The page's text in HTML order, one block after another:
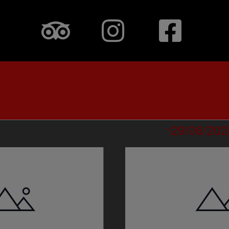
29/06/